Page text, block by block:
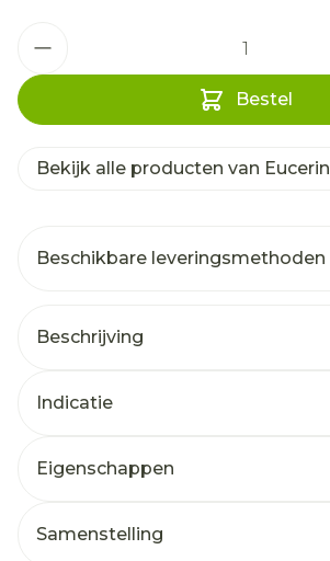
Bestel
Bekijk alle producten van Eucerin
Beschikbare leveringsmethoden
Beschrijving
Indicatie
Eigenschappen
Samenstelling